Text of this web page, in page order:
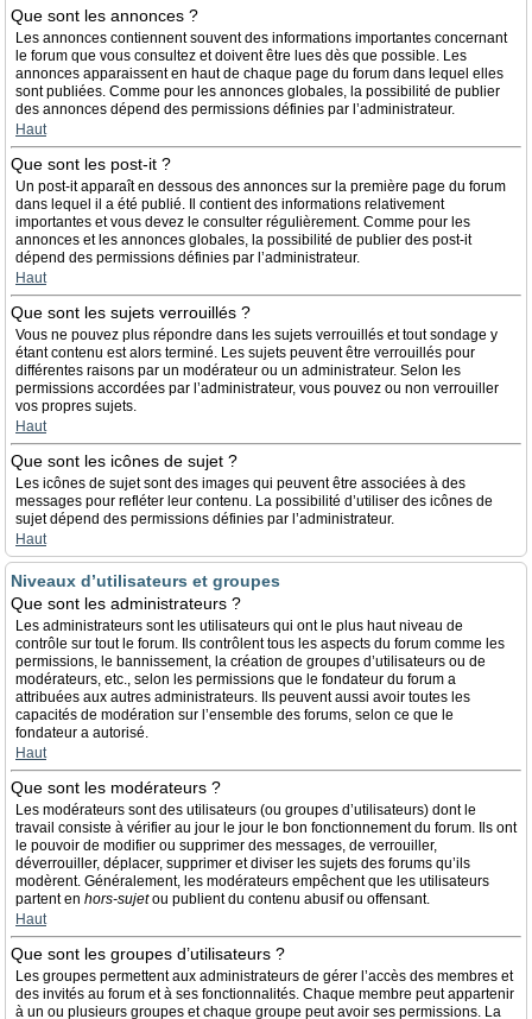
Que sont les annonces ?
Les annonces contiennent souvent des informations importantes concernant
le forum que vous consultez et doivent être lues dès que possible. Les
annonces apparaissent en haut de chaque page du forum dans lequel elles
sont publiées. Comme pour les annonces globales, la possibilité de publier
des annonces dépend des permissions définies par l’administrateur.
Haut
Que sont les post-it ?
Un post-it apparaît en dessous des annonces sur la première page du forum
dans lequel il a été publié. Il contient des informations relativement
importantes et vous devez le consulter régulièrement. Comme pour les
annonces et les annonces globales, la possibilité de publier des post-it
dépend des permissions définies par l’administrateur.
Haut
Que sont les sujets verrouillés ?
Vous ne pouvez plus répondre dans les sujets verrouillés et tout sondage y
étant contenu est alors terminé. Les sujets peuvent être verrouillés pour
différentes raisons par un modérateur ou un administrateur. Selon les
permissions accordées par l’administrateur, vous pouvez ou non verrouiller
vos propres sujets.
Haut
Que sont les icônes de sujet ?
Les icônes de sujet sont des images qui peuvent être associées à des
messages pour refléter leur contenu. La possibilité d’utiliser des icônes de
sujet dépend des permissions définies par l’administrateur.
Haut
Niveaux d’utilisateurs et groupes
Que sont les administrateurs ?
Les administrateurs sont les utilisateurs qui ont le plus haut niveau de
contrôle sur tout le forum. Ils contrôlent tous les aspects du forum comme les
permissions, le bannissement, la création de groupes d’utilisateurs ou de
modérateurs, etc., selon les permissions que le fondateur du forum a
attribuées aux autres administrateurs. Ils peuvent aussi avoir toutes les
capacités de modération sur l’ensemble des forums, selon ce que le
fondateur a autorisé.
Haut
Que sont les modérateurs ?
Les modérateurs sont des utilisateurs (ou groupes d’utilisateurs) dont le
travail consiste à vérifier au jour le jour le bon fonctionnement du forum. Ils ont
le pouvoir de modifier ou supprimer des messages, de verrouiller,
déverrouiller, déplacer, supprimer et diviser les sujets des forums qu’ils
modèrent. Généralement, les modérateurs empêchent que les utilisateurs
partent en hors-sujetou publient du contenu abusif ou offensant.
Haut
Que sont les groupes d’utilisateurs ?
Les groupes permettent aux administrateurs de gérer l’accès des membres et
des invités au forum et à ses fonctionnalités. Chaque membre peut appartenir
à un ou plusieurs groupes et chaque groupe peut avoir ses permissions. La